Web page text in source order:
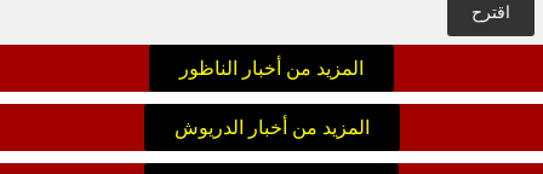
اقترح
المزيد من أخبار الناظور
المزيد من أخبار الدريوش